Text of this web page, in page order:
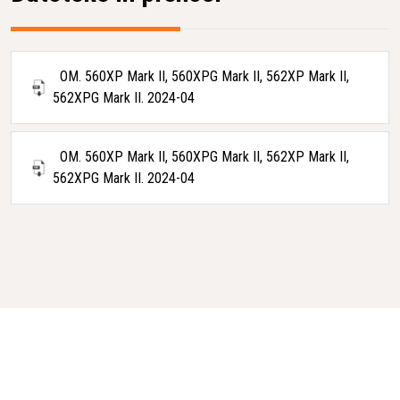
OM. 560XP Mark II, 560XPG Mark II, 562XP Mark II,
562XPG Mark II. 2024-04
OM. 560XP Mark II, 560XPG Mark II, 562XP Mark II,
562XPG Mark II. 2024-04